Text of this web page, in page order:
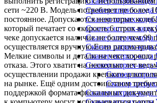
Сканер штрих-кода
Сканер штрих-кода
Сканер штрих-кода
Сканер штрих-кода
Сканер штрих-кода
Сканер штрих-кода
Сканер штрих-кода
Сканер
Сканер
Сканер штрих-кода
сети ~220 В. Модель потребляет не более
постоянное. Допускаются некоторые
который печатает со скорость 6 строк в
чеке допускается наличие не более чем
осуществляется вручную.Если
Мелкие символы и детали на чеке хорошо
отказа. Этого хватит на несколько лет
осуществлении продажи крепкого
на рынке. Ещё одним достоинством
поддержкой формата фискальных